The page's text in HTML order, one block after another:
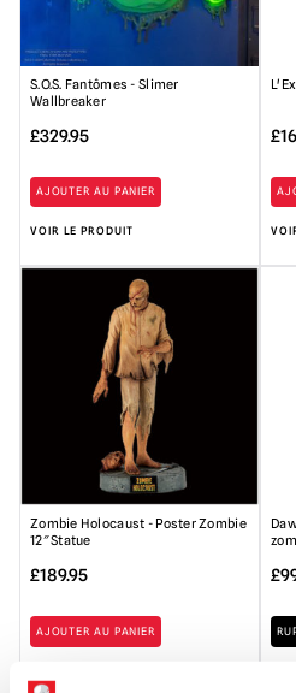
S.O.S. Fantômes - Slimer
Wallbreaker
£329.95
AJOUTER AU PANIER
VOIR LE PRODUIT
£
Zombie Holocaust - Poster Zombie
12″ Statue
£189.95
AJOUTER AU PANIER
£